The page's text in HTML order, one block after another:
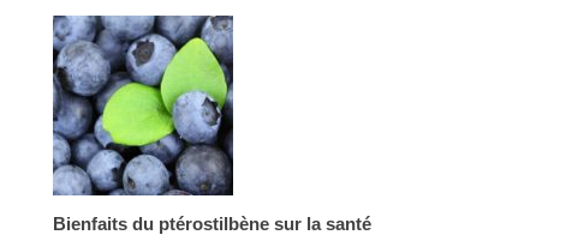
Bienfaits du ptérostilbène sur la santé